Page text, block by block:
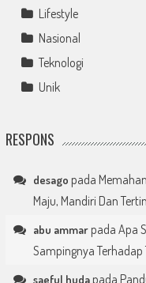
Lifestyle
Nasional
Teknologi
Unik
RESPONS
desago pada
Maju, Mandiri Dan
abu ammarpada Apa
Sampingnya Terhadap
saeful hudapada